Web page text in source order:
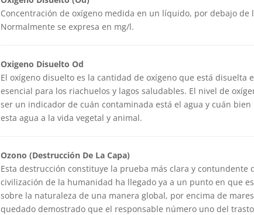
Concentración de oxígeno medida en un líquido, por debajo de
Normalmente se expresa en mg/l.
Oxigeno Disuelto Od
El oxígeno disuelto es la cantidad de oxígeno que está disuelta
esencial para los riachuelos y lagos saludables. El nivel de
ser un indicador de cuán contaminada está el agua y cuán
esta agua a la vida vegetal y animal.
Ozono (Destrucción De La Capa)
Esta destrucción constituye la prueba más clara y contundente
civilización de la humanidad ha llegado ya a un punto en que
sobre la naturaleza de una manera global, por encima de
quedado demostrado que el responsable número uno del